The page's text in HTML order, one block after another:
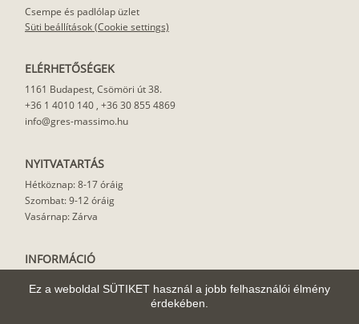
Ez a weboldal SÜTIKET használ a jobb felhasználói élmény
érdekében.
Csempe és padlólap üzlet
Süti beállítások (Cookie settings)
ELÉRHETŐSÉGEK
1161 Budapest, Csömöri út 38.
+36 1 4010 140, +36 30 855 4869
info@gres-massimo.hu
NYITVATARTÁS
Hétköznap: 8-17 óráig
Szombat: 9-12 óráig
Vasárnap: Zárva
INFORMÁCIÓ
Felhasználási javaslat